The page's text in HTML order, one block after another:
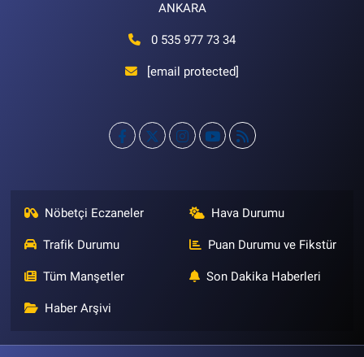
ANKARA
0 535 977 73 34
[email protected]
Nöbetçi Eczaneler Hava Durumu
Trafik Durumu Puan Durumu ve Fikstür
Tüm Manşetler Son Dakika Haberleri
Haber Arşivi